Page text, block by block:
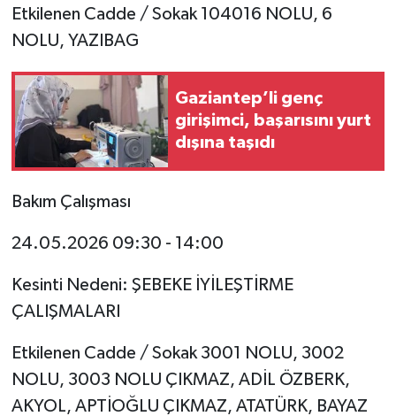
Etkilenen Cadde / Sokak 104016 NOLU, 6
NOLU, YAZIBAG
Gaziantep’li genç
girişimci, başarısını yurt
dışına taşıdı
Bakım Çalışması
24.05.2026 09:30 - 14:00
Kesinti Nedeni: ŞEBEKE İYİLEŞTİRME
ÇALIŞMALARI
Etkilenen Cadde / Sokak 3001 NOLU, 3002
NOLU, 3003 NOLU ÇIKMAZ, ADİL ÖZBERK,
AKYOL, APTİOĞLU ÇIKMAZ, ATATÜRK, BAYAZ